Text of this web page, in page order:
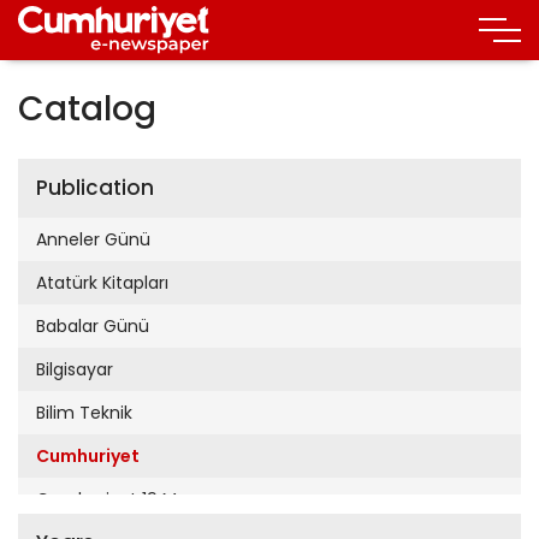
Catalog
Publication
Anneler Günü
Atatürk Kitapları
Babalar Günü
Bilgisayar
Bilim Teknik
Cumhuriyet
Cumhuriyet 19 Mayıs